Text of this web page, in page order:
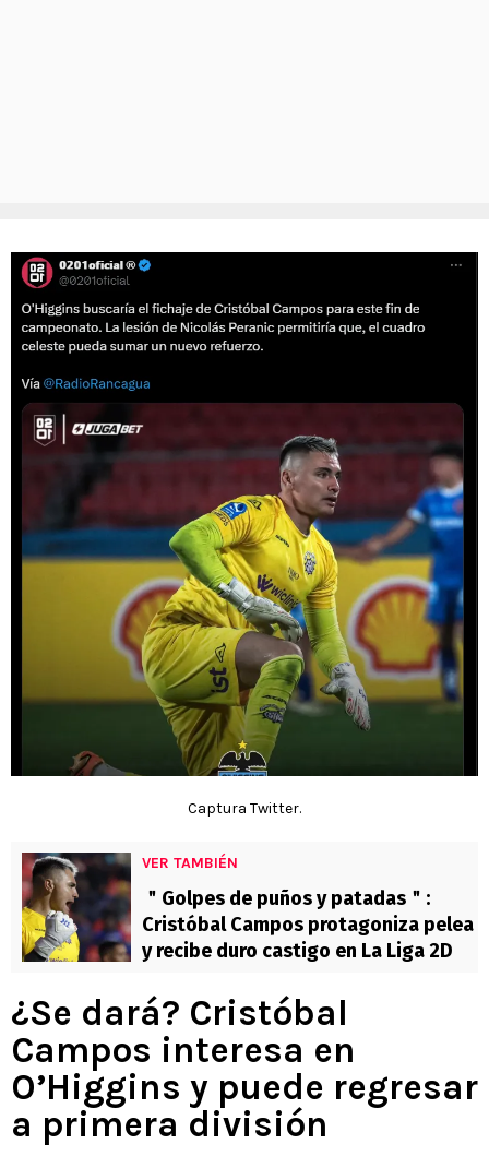
Captura Twitter.
VER TAMBIÉN
＂Golpes de puños y patadas＂:
Cristóbal Campos protagoniza pelea
y recibe duro castigo en La Liga 2D
¿Se dará? Cristóbal
Campos interesa en
O’Higgins y puede regresar
a primera división